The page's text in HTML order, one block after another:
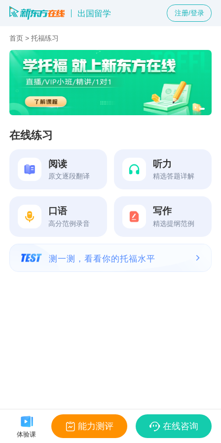
出国留学 注册/登录
首页 >托福练习
在线练习
阅读
原文逐段翻译
听力
精选答题详解
口语
高分范例录音
写作
精选提纲范例
测一测，看看你的托福水平
体验课
能力测评 在线咨询